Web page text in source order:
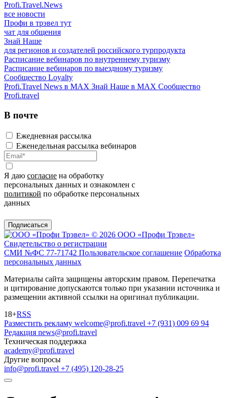
Profi.Travel.News
все новости
Профи в трэвел тут
чат для общения
Знай Наше
для регионов и создателей российского турпродукта
Расписание вебинаров по внутреннему туризму
Расписание вебинаров по выездному туризму
Сообщество Loyalty
Profi.Travel News в MAX Знай Наше в MAX Сообщество
Profi.travel
В почте
Ежедневная рассылка
Еженедельная рассылка вебинаров
Я даю согласие на обработку
персональных данных и ознакомлен с
политикой по обработке персональных
данных
Подписаться
© 2026 ООО «Профи Трэвeл»
Свидетельство о регистрации
СМИ №ФС 77-71742 Пользовательское соглашение Обработка
персональных данных
Материалы сайта защищены авторским правом. Перепечатка
и цитирование допускаются только при указании источника и
размещении активной ссылки на оригинал публикации.
18+RSS
Разместить рекламу welcome@profi.travel +7 (931) 009 69 94
Редакция news@profi.travel
Техническая поддержка
academy@profi.travel
Другие вопросы
info@profi.travel +7 (495) 120-28-25